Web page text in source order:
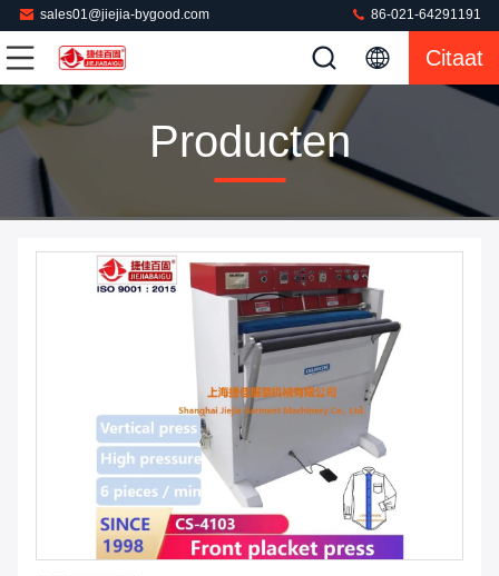
sales01@jiejia-bygood.com 86-021-64291191
Citaat
Producten